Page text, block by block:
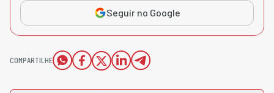
Seguir no Google
COMPARTILHE